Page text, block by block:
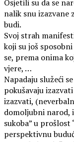
Osjetili su da se
nalik snu izazvane
budi.
Svoj strah
koji su još
se, prema onima
vjere, …
Napadaju služeći
pokušavaju
izazvati,
domoljubni narod,
sukoba” u prošlost
perspektivnu